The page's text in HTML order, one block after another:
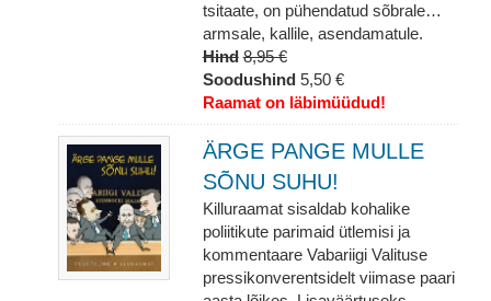
tsitaate, on pühendatud sõbrale…
armsale, kallile, asendamatule.
Hind 8,95 €
Soodushind 5,50 €
Raamat on läbimüüdud!
ÄRGE PANGE MULLE
SÕNU SUHU!
Killuraamat sisaldab kohalike
poliitikute parimaid ütlemisi ja
kommentaare Vabariigi Valituse
pressikonverentsidelt viimase paari